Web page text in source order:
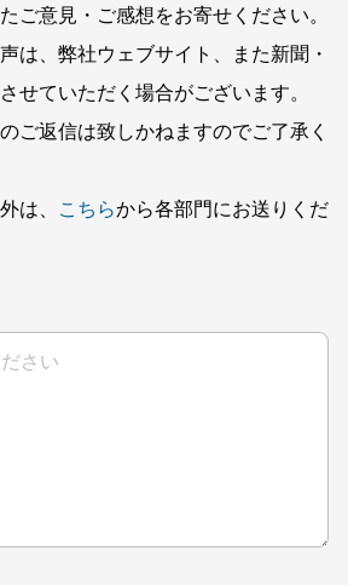
ご意見・ご感想をお寄せください。
は、弊社ウェブサイト、また新聞・
せていただく場合がございます。
ご返信は致しかねますのでご了承く
は、
こちらから各部門にお送りくだ